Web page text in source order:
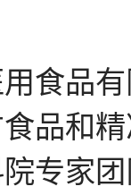
食品
品和
专家